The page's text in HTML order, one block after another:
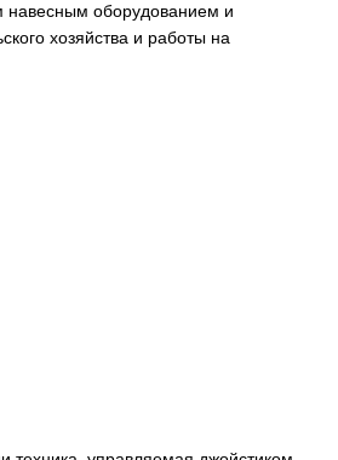
навесным оборудованием и
хозяйства и работы на